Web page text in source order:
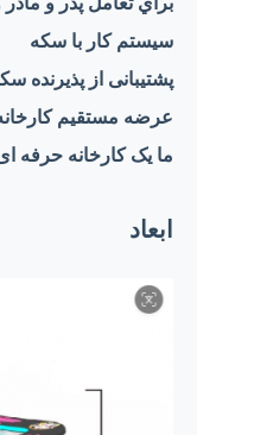
سیستم کار با سکه
پشتیبانی از
عرضه مستقیم
ما یک کارخانه حرفه
ابعاد